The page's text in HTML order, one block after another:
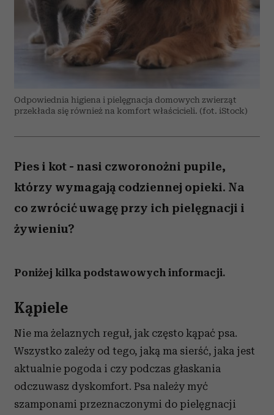
Odpowiednia higiena i pielęgnacja domowych zwierząt
przekłada się również na komfort właścicieli. (fot. iStock)
Pies i kot - nasi czworonożni pupile,
którzy wymagają codziennej opieki. Na
co zwrócić uwagę przy ich pielęgnacji i
żywieniu?
Poniżej kilka podstawowych informacji.
Kąpiele
Nie ma żelaznych reguł, jak często kąpać psa.
Wszystko zależy od tego, jaką ma sierść, jaka jest
aktualnie pogoda i czy podczas głaskania
odczuwasz dyskomfort. Psa należy myć
szamponami przeznaczonymi do pielęgnacji